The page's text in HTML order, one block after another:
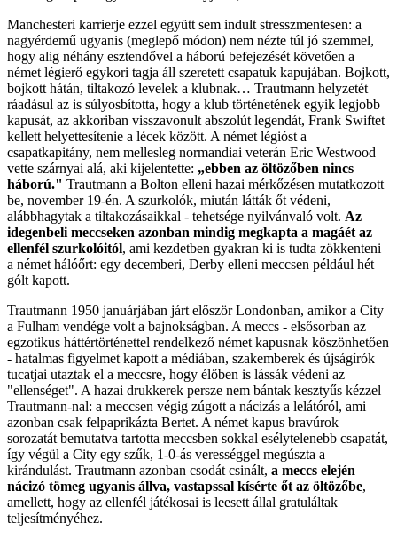
Manchesteri karrierje ezzel együtt sem indult stresszmentesen: a
nagyérdemű ugyanis (meglepő módon) nem nézte túl jó szemmel,
hogy alig néhány esztendővel a háború befejezését követően a
német légierő egykori tagja áll szeretett csapatuk kapujában. Bojkott,
bojkott hátán, tiltakozó levelek a klubnak… Trautmann helyzetét
ráadásul az is súlyosbította, hogy a klub történetének egyik legjobb
kapusát, az akkoriban visszavonult abszolút legendát, Frank Swiftet
kellett helyettesítenie a lécek között. A német légióst a
csapatkapitány, nem mellesleg normandiai veterán Eric Westwood
vette szárnyai alá, aki kijelentette: „ebben az öltözőben nincs
háború." Trautmann a Bolton elleni hazai mérkőzésen mutatkozott
be, november 19-én. A szurkolók, miután látták őt védeni,
alábbhagytak a tiltakozásaikkal - tehetsége nyilvánvaló volt. Az
idegenbeli meccseken azonban mindig megkapta a magáét az
ellenfél szurkolóitól, ami kezdetben gyakran ki is tudta zökkenteni
a német hálóőrt: egy decemberi, Derby elleni meccsen például hét
gólt kapott.
Trautmann 1950 januárjában járt először Londonban, amikor a City
a Fulham vendége volt a bajnokságban. A meccs - elsősorban az
egzotikus háttértörténettel rendelkező német kapusnak köszönhetően
- hatalmas figyelmet kapott a médiában, szakemberek és újságírók
tucatjai utaztak el a meccsre, hogy élőben is lássák védeni az
"ellenséget". A hazai drukkerek persze nem bántak kesztyűs kézzel
Trautmann-nal: a meccsen végig zúgott a nácizás a lelátóról, ami
azonban csak felpaprikázta Bertet. A német kapus bravúrok
sorozatát bemutatva tartotta meccsben sokkal esélytelenebb csapatát,
így végül a City egy szűk, 1-0-ás verességgel megúszta a
kirándulást. Trautmann azonban csodát csinált, a meccs elején
nácizó tömeg ugyanis állva, vastapssal kísérte őt az öltözőbe,
amellett, hogy az ellenfél játékosai is leesett állal gratuláltak
teljesítményéhez.